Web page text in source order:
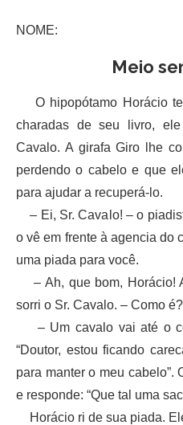
NOME:
Meio
O hipopótamo Horácio
charadas de seu livro,
Cavalo. A girafa Giro lhe
perdendo o cabelo e que
para ajudar a recuperá-lo.
– Ei, Sr. Cavalo! – o
o vê em frente à agencia do
uma piada para você.
– Ah, que bom, Horácio!
sorri o Sr. Cavalo. – Como é?
– Um cavalo vai até o
“Doutor, estou ficando
para manter o meu cabelo”.
e responde: “Que tal uma
Horácio ri de sua piada.